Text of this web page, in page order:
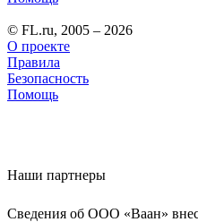
© FL.ru, 2005 – 2026
О проекте
Правила
Безопасность
Помощь
Наши партнеры
Сведения об ООО «Ваан»